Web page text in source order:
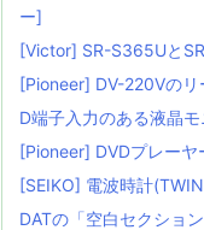
ー]
[Victor] SR-S365Uと
[Pioneer] DV-220Vの
D端子入力のある液晶モ
[Pioneer] DVDプレー
[SEIKO] 電波時計
DATの「空白セクショ